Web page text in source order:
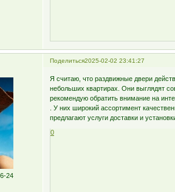
Поделиться2025-02-02 23:41:27
24
Я считаю, что раздвижные двери
небольших квартирах. Они выглядят
рекомендую обратить внимание на
. У них широкий ассортимент
предлагают услуги доставки и
0